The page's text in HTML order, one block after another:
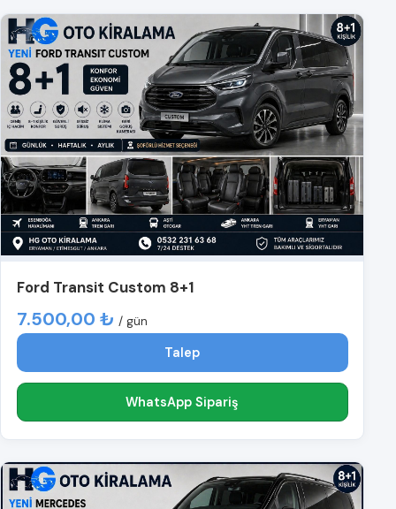
Ford Transit Custom 8+1
7.500,00 ₺ / gün
Talep
WhatsApp Sipariş